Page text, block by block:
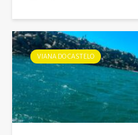
VIANA DO CASTELO